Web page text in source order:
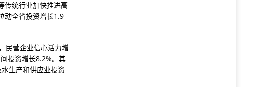
传统行业加快推进高
动全省投资增长1.9
民营企业信心活力增
投资增长8.2%。其
生产和供应业投资